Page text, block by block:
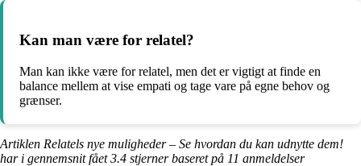
Kan man være for relatel?
Man kan ikke være for relatel, men det er vigtigt at finde en
balance mellem at vise empati og tage vare på egne behov og
grænser.
Artiklen Relatels nye muligheder – Se hvordan du kan udnytte dem!
har i gennemsnit fået3.4 stjerner baseret på 11 anmeldelser